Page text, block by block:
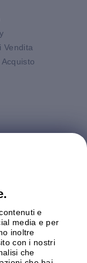
Vendita
e
media e per
inoltre
con i nostri
che